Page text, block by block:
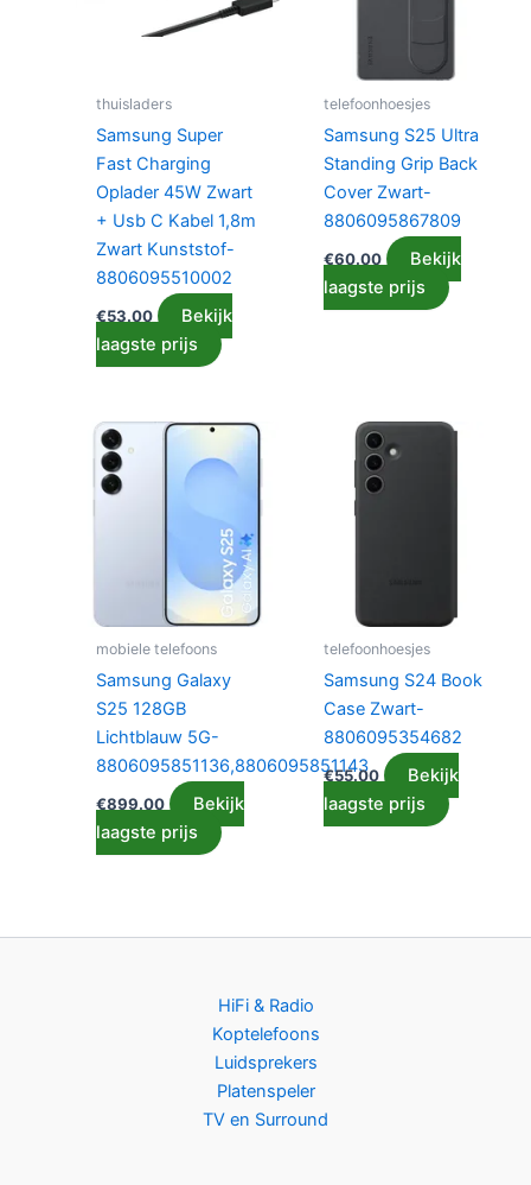
thuisladers
Samsung Super
Fast Charging
Oplader 45W Zwart
+ Usb C Kabel 1,8m
Zwart Kunststof-
8806095510002
€53.00
Bekijk
laagste prijs
telefoonhoesjes
Samsung S25 Ultra
Standing Grip Back
Cover Zwart-
8806095867809
€60.00
Bekijk
laagste prijs
mobiele telefoons
Samsung Galaxy
S25 128GB
Lichtblauw 5G-
8806095851136,8806095851143
€899.00
Bekijk
laagste prijs
telefoonhoesjes
Samsung S24 Book
Case Zwart-
8806095354682
€55.00
Bekijk
laagste prijs
HiFi & Radio
Koptelefoons
Luidsprekers
Platenspeler
TV en Surround